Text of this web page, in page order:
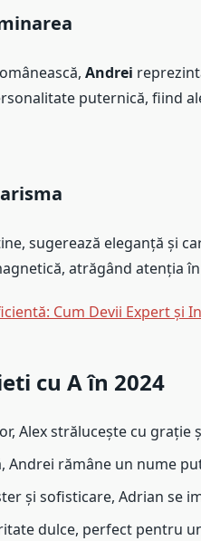
Andrei
puternică, fiind
sugerează eleganță și
atrăgând atenția
Cum Devii Expert și
cu A în 2024
Alex strălucește cu grație
Andrei rămâne un nume
și sofisticare, Adrian se
dulce, perfect pentru